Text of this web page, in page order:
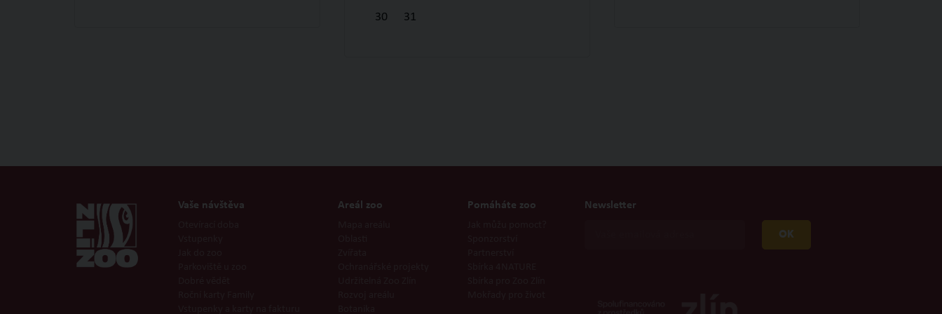
30 31
Vaše návštěva Areál zoo Pomáháte zoo Newsletter
OK